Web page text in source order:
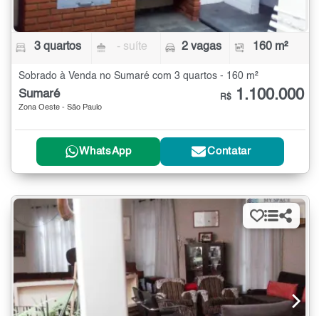
3 quartos - suíte 2 vagas 160 m²
Sobrado à Venda no Sumaré com 3 quartos - 160 m²
Sumaré
Zona Oeste - São Paulo
R$ 1.100.000
WhatsApp Contatar